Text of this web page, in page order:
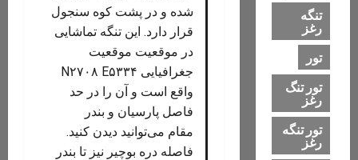
شده و در پشت كوه سنجول
قرار دارد. این تنگه تماشایی
در موقعیت موقعیت
جغرافیایی N۲۷۰۸ E۵۳۳۴
واقع است و آن را در حد
فاصل پارسیان و بندر
مقام می‌توانید دیدن کنید.
فاصله دره بوچیر نیز تا بندر
تنگه
رغز
تور
تور تنگ
رغز
تور تنگه
رغز